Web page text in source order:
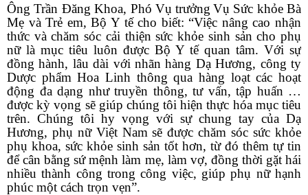
Ông Trần Đăng Khoa, Phó Vụ trưởng Vụ Sức khỏe Bà
Mẹ và Trẻ em, Bộ Y tế cho biết: “Việc nâng cao nhận
thức và chăm sóc cải thiện sức khỏe sinh sản cho phụ
nữ là mục tiêu luôn được Bộ Y tế quan tâm. Với sự
đồng hành, lâu dài với nhãn hàng Dạ Hương, công ty
Dược phẩm Hoa Linh thông qua hàng loạt các hoạt
động đa dạng như truyền thông, tư vấn, tập huấn …
được kỳ vọng sẽ giúp chúng tôi hiện thực hóa mục tiêu
trên. Chúng tôi hy vọng với sự chung tay của Dạ
Hương, phụ nữ Việt Nam sẽ được chăm sóc sức khỏe
phụ khoa, sức khỏe sinh sản tốt hơn, từ đó thêm tự tin
để cân bằng sứ mệnh làm mẹ, làm vợ, đồng thời gặt hái
nhiều thành công trong công việc, giúp phụ nữ hạnh
phúc một cách trọn vẹn”.